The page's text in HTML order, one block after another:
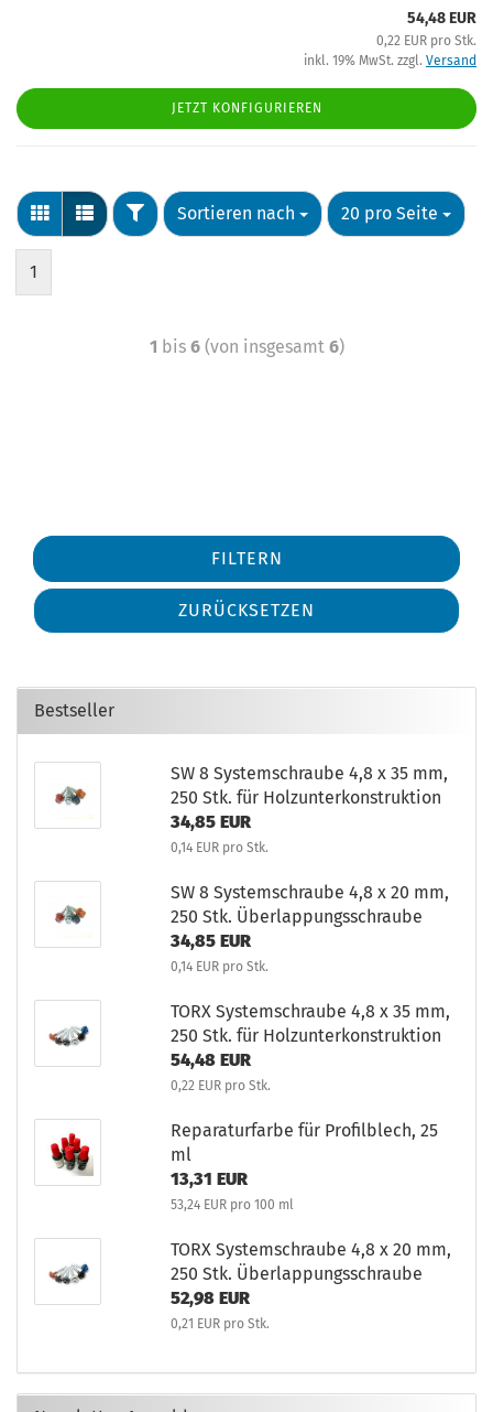
54,48 EUR
0,22 EUR pro Stk.
inkl. 19% MwSt. zzgl. Versand
JETZT KONFIGURIEREN
Sortieren nach 20 pro Seite
1
1 bis 6(von insgesamt 6)
FILTERN
ZURÜCKSETZEN
Bestseller
SW 8 Systemschraube 4,8 x 35 mm,
250 Stk. für Holzunterkonstruktion
34,85 EUR
0,14 EUR pro Stk.
SW 8 Systemschraube 4,8 x 20 mm,
250 Stk. Überlappungsschraube
34,85 EUR
0,14 EUR pro Stk.
TORX Systemschraube 4,8 x 35 mm,
250 Stk. für Holzunterkonstruktion
54,48 EUR
0,22 EUR pro Stk.
Reparaturfarbe für Profilblech, 25
ml
13,31 EUR
53,24 EUR pro 100 ml
TORX Systemschraube 4,8 x 20 mm,
250 Stk. Überlappungsschraube
52,98 EUR
0,21 EUR pro Stk.